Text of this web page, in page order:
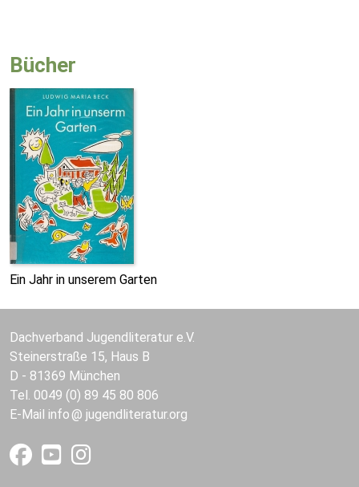
Bücher
Ein Jahr in unserem Garten
Dachverband Jugendliteratur e.V.
Steinerstraße 15, Haus B
D - 81369 München
Tel. 0049 (0) 89 45 80 806
E-Mail info jugendliteratur.org